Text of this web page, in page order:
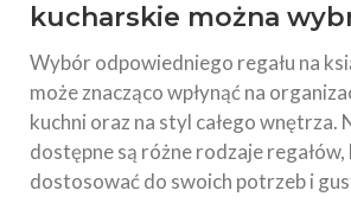
kucharskie można
Wybór odpowiedniego regału na
może znacząco wpłynąć na
kuchni oraz na styl całego wnętrza.
dostępne są różne rodzaje
dostosować do swoich potrzeb i